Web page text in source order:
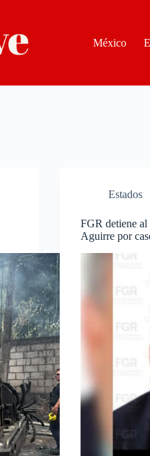
México
Estados
FGR detiene
Aguirre por